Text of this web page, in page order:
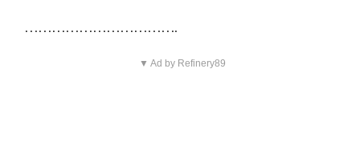
…………………………….
▼ Ad by Refinery89